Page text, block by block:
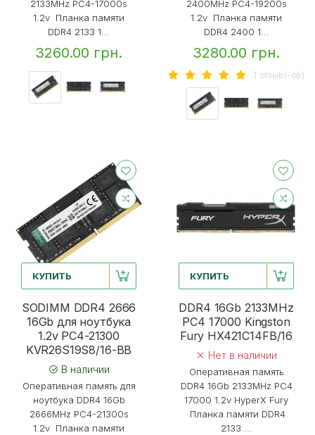
2133MHz PC4-17000s
1.2v Планка памяти
DDR4 2133 1...
3260.00 грн.
2400MHz PC4-19200s
1.2v Планка памяти
DDR4 2400 1...
3280.00 грн.
1 отзыв(-ов)
КУПИТЬ
SODIMM DDR4 2666
16Gb для ноутбука
1.2v PC4-21300
KVR26S19S8/16-BB
В наличии
Оперативная память для
ноутбука DDR4 16Gb
2666MHz PC4-21300s
1.2v Планка памяти
КУПИТЬ
DDR4 16Gb 2133MHz
PC4 17000 Kingston
Fury HX421C14FB/16
Нет в наличии
Оперативная память
DDR4 16Gb 2133MHz PC4
17000 1.2v HyperX Fury
Планка памяти DDR4
2133 ...